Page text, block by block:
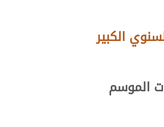
الكبير
الموسم